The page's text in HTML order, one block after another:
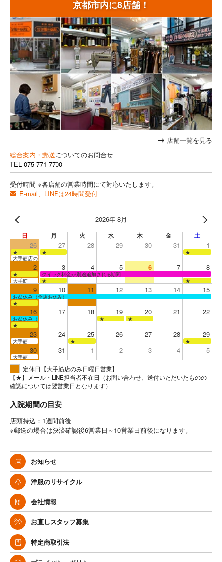
京都市内に8店舗！
店舗一覧を見る
総合案内・郵送についてのお問合せ
TEL 075-771-7700
受付時間 ※各店舗の営業時間にて対応いたします。
E-mail、LINEは24時間受付
2026年 8月
日 月 火 水 木 金 土
26 27 28 29 30 31 1
★ ★
★
大手筋店のみ営業
2 3 4 5 6 7 8
★
クイック料金が別途追加される期間
大手筋
★ ★
9 10 11 12 13 14 15
お盆休み（全店お休み）
★
16 17 18 19 20 21 22
お盆休み（全店お休み） ★
★
★
23 24 25 26 27 28 29
大手筋 ★ ★
30 31 1 2 3 4 5
大手筋
定休日【大手筋店のみ日曜日営業】
【★】メール・LINE担当者不在日（お問い合わせ、送付いただいたものの
確認については翌営業日となります）
入院期間の目安
店頭持込：1週間前後
※郵送の場合は決済確認後6営業日～10営業日前後になります。
お知らせ
洋服のリサイクル
会社情報
お直しスタッフ募集
特定商取引法